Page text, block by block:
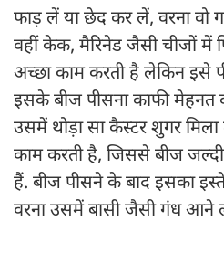
फाड़ लें या छेद कर लें, वरना वो
वहीं केक, मैरिनेड जैसी चीजों में
अच्छा काम करती है लेकिन इसे
इसके बीज पीसना काफी मेहनत
उसमें थोड़ा सा कैस्टर शुगर
काम करती है, जिससे बीज
हैं. बीज पीसने के बाद इसका
वरना उसमें बासी जैसी गंध आने